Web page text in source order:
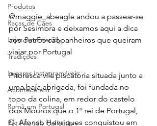
Produtos
Raças de Cães
Lojas Pet Friendly
Tradições
Lugares instagramáveis
Acontece em
Romã em Portugal
Pet Friendly Collection
@maggie_abeagle andou a passear-se
por Sesimbra e deixamos aqui a dica
aos outros cãopanheiros que queiram
viajar por Portugal
Pitoresca vila piscatória situada junto a
uma baía abrigada, foi fundada no
topo da colina, em redor do castelo
dos Mouros que o 1º rei de Portugal,
D. Afonso Henriques conquistou em